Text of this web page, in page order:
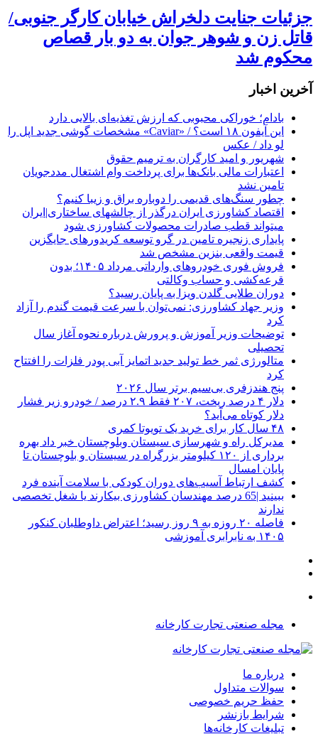
جزئیات جنایت دلخراش خیابان کارگر جنوبی/
قاتل زن و شوهر جوان به دو بار قصاص
محکوم شد
آخرین اخبار
بادام؛ خوراکی محبوبی که ارزش تغذیه‌ای بالایی دارد
این آیفون ۱۸ است؟ / «Caviar» مشخصات گوشی جدید اپل را
لو داد / عکس
شهریور و امید کارگران به ترمیم حقوق
اعتبارات مالی بانک‌ها برای پرداخت وام اشتغال مددجویان
تامین نشد
چطور سنگ‌های قدیمی را دوباره براق و زیبا کنیم؟
اقتصاد کشاورزی ایران درگذر از چالشهای ساختاری|ایران
میتواند قطب صادرات محصولات کشاورزی شود
پایداری زنجیره تامین در گرو توسعه کریدورهای جایگزین
قیمت واقعی بنزین مشخص شد
فروش فوری خودروهای وارداتی مرداد ۱۴۰۵؛ بدون
قرعه‌کشی و حساب وکالتی
دوران طلایی گلدن ویزا به پایان رسید؟
وزیر جهاد کشاورزی: نمی‌توان با سرعت قیمت گندم را آزاد
کرد
توضیحات وزیر آموزش و پرورش درباره نحوه آغاز سال
تحصیلی
متالورژی ثمر خط تولید جدید اتمایز آبی پودر فلزات را افتتاح
کرد
پنج هندزفری بی‌سیم برتر سال ۲۰۲۶
دلار ۴ درصد ریخت، ۲۰۷ فقط ۲.۹ درصد / خودرو زیر فشار
دلار کوتاه می‌آید؟
۴۸ سال کار برای خرید یک تویوتا کمری
مدیرکل راه و شهرسازی سیستان وبلوچستان خبر داد بهره
برداری از ۱۲۰ کیلومتر بزرگراه در سیستان و بلوچستان تا
پایان امسال
کشف ارتباط آسیب‌های دوران کودکی با سلامت آینده فرد
ببینید |65 درصد مهندسان کشاورزی بیکارند یا شغل تخصصی
ندارند
فاصله ۲۰ روزه به ۹ روز رسید؛ اعتراض داوطلبان کنکور
۱۴۰۵ به نابرابری آموزشی
مجله صنعتی تجارت کارخانه
درباره ما
سوالات متداول
حفظ حریم خصوصی
شرایط بازنشر
تبلیغات کارخانه‌ها